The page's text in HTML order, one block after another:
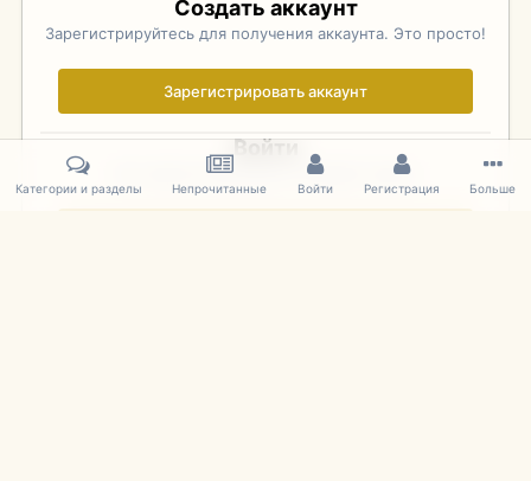
Создать аккаунт
Зарегистрируйтесь для получения аккаунта. Это просто!
Зарегистрировать аккаунт
Войти
Уже зарегистрированы? Войдите здесь.
Категории и разделы Непрочитанные Войти Регистрация Больше